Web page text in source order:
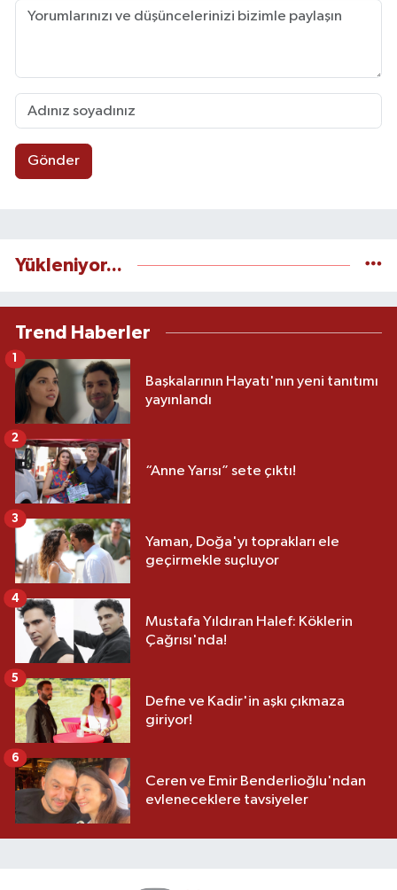
Gönder
Yükleniyor...
Trend Haberler
Başkalarının Hayatı'nın yeni tanıtımı
yayınlandı
1
“Anne Yarısı” sete çıktı!
2
Yaman, Doğa'yı toprakları ele
geçirmekle suçluyor
3
Mustafa Yıldıran Halef: Köklerin
Çağrısı'nda!
4
Defne ve Kadir'in aşkı çıkmaza
giriyor!
5
Ceren ve Emir Benderlioğlu'ndan
evleneceklere tavsiyeler
6